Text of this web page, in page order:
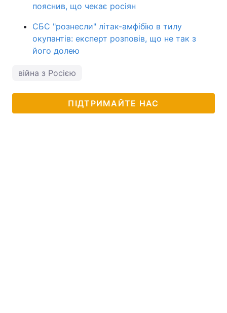
пояснив, що чекає росіян
СБС "рознесли" літак-амфібію в тилу
окупантів: експерт розповів, що не так з
його долею
війна з Росією
ПІДТРИМАЙТЕ НАС